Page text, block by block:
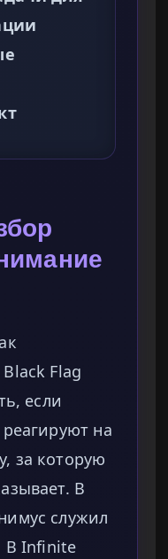
Flag
если
на
за которую
В
служил
В Infinite